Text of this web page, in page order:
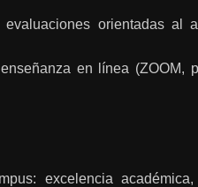
orientadas al
en línea (ZOOM,
excelencia académica,